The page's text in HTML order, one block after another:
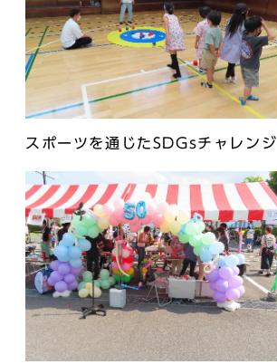
スポーツを通じたSDGsチャレンジ